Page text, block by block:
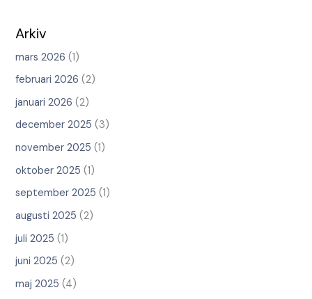
Arkiv
mars 2026 (1)
februari 2026 (2)
januari 2026 (2)
december 2025 (3)
november 2025 (1)
oktober 2025 (1)
september 2025 (1)
augusti 2025 (2)
juli 2025 (1)
juni 2025 (2)
maj 2025 (4)